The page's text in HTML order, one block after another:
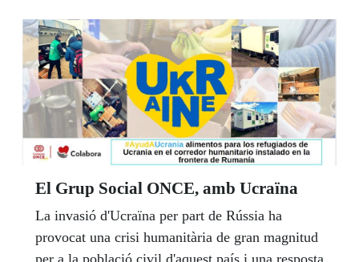
El Grup Social ONCE, amb Ucraïna
La invasió d'Ucraïna per part de Rússia ha
provocat una crisi humanitària de gran magnitud